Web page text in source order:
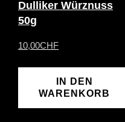
Dulliker Würznuss
50g
10,00CHF
IN DEN
WARENKORB